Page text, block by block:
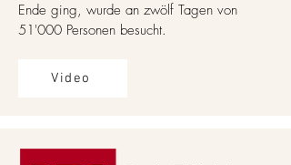
Ende ging, wurde an zwölf Tagen von
51'000 Personen besucht.
Video